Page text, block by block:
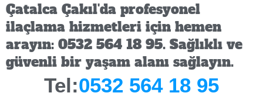
Çatalca Çakıl'da profesyonel
ilaçlama hizmetleri için hemen
arayın: 0532 564 18 95. Sağlıklı ve
güvenli bir yaşam alanı sağlayın.
Tel:0532 564 18 95